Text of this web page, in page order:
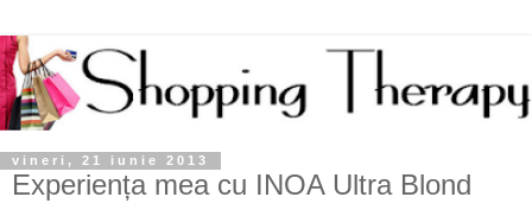
vineri, 21 iunie 2013
Experiența mea cu INOA Ultra Blond